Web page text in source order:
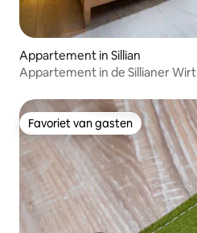
Appartement in Sillian
Appartement in de Sillianer Wirt
Favoriet van gasten
Favoriet van gasten